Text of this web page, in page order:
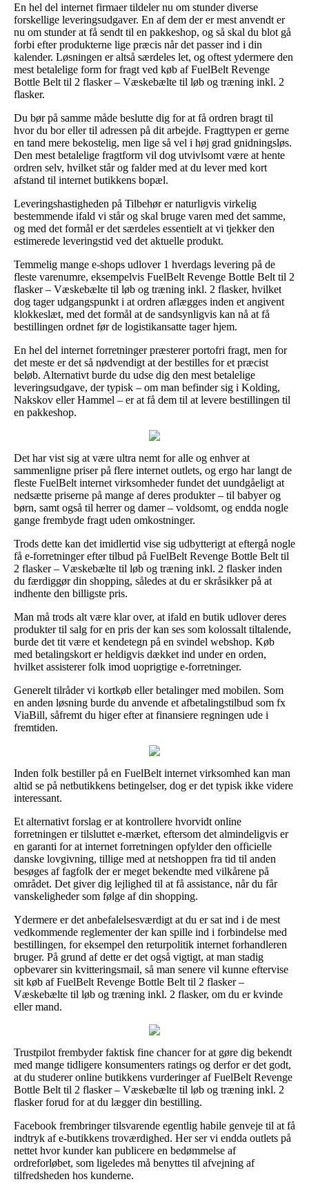
En hel del internet firmaer tildeler nu om stunder diverse
forskellige leveringsudgaver. En af dem der er mest anvendt er
nu om stunder at få sendt til en pakkeshop, og så skal du blot gå
forbi efter produkterne lige præcis når det passer ind i din
kalender. Løsningen er altså særdeles let, og oftest ydermere den
mest betalelige form for fragt ved køb af FuelBelt Revenge
Bottle Belt til 2 flasker – Væskebælte til løb og træning inkl. 2
flasker.
Du bør på samme måde beslutte dig for at få ordren bragt til
hvor du bor eller til adressen på dit arbejde. Fragttypen er gerne
en tand mere bekostelig, men lige så vel i høj grad gnidningsløs.
Den mest betalelige fragtform vil dog utvivlsomt være at hente
ordren selv, hvilket står og falder med at du lever med kort
afstand til internet butikkens bopæl.
Leveringshastigheden på Tilbehør er naturligvis virkelig
bestemmende ifald vi står og skal bruge varen med det samme,
og med det formål er det særdeles essentielt at vi tjekker den
estimerede leveringstid ved det aktuelle produkt.
Temmelig mange e-shops udlover 1 hverdags levering på de
fleste varenumre, eksempelvis FuelBelt Revenge Bottle Belt til 2
flasker – Væskebælte til løb og træning inkl. 2 flasker, hvilket
dog tager udgangspunkt i at ordren aflægges inden et angivent
klokkeslæt, med det formål at de sandsynligvis kan nå at få
bestillingen ordnet før de logistikansatte tager hjem.
En hel del internet forretninger præsterer portofri fragt, men for
det meste er det så nødvendigt at der bestilles for et præcist
beløb. Alternativt burde du udse dig den mest betalelige
leveringsudgave, der typisk – om man befinder sig i Kolding,
Nakskov eller Hammel – er at få dem til at levere bestillingen til
en pakkeshop.
Det har vist sig at være ultra nemt for alle og enhver at
sammenligne priser på flere internet outlets, og ergo har langt de
fleste FuelBelt internet virksomheder fundet det uundgåeligt at
nedsætte priserne på mange af deres produkter – til babyer og
børn, samt også til herrer og damer – voldsomt, og endda nogle
gange frembyde fragt uden omkostninger.
Trods dette kan det imidlertid vise sig udbytterigt at eftergå nogle
få e-forretninger efter tilbud på FuelBelt Revenge Bottle Belt til
2 flasker – Væskebælte til løb og træning inkl. 2 flasker inden
du færdiggør din shopping, således at du er skråsikker på at
indhente den billigste pris.
Man må trods alt være klar over, at ifald en butik udlover deres
produkter til salg for en pris der kan ses som kolossalt tiltalende,
burde det tit være et kendetegn på en svindel webshop. Køb
med betalingskort er heldigvis dækket ind under en orden,
hvilket assisterer folk imod uoprigtige e-forretninger.
Generelt tilråder vi kortkøb eller betalinger med mobilen. Som
en anden løsning burde du anvende et afbetalingstilbud som fx
ViaBill, såfremt du higer efter at finansiere regningen ude i
fremtiden.
Inden folk bestiller på en FuelBelt internet virksomhed kan man
altid se på netbutikkens betingelser, dog er det typisk ikke videre
interessant.
Et alternativt forslag er at kontrollere hvorvidt online
forretningen er tilsluttet e-mærket, eftersom det almindeligvis er
en garanti for at internet forretningen opfylder den officielle
danske lovgivning, tillige med at netshoppen fra tid til anden
besøges af fagfolk der er meget bekendte med vilkårene på
området. Det giver dig lejlighed til at få assistance, når du får
vanskeligheder som følge af din shopping.
Ydermere er det anbefalelsesværdigt at du er sat ind i de mest
vedkommende reglementer der kan spille ind i forbindelse med
bestillingen, for eksempel den returpolitik internet forhandleren
bruger. På grund af dette er det også vigtigt, at man stadig
opbevarer sin kvitteringsmail, så man senere vil kunne eftervise
sit køb af FuelBelt Revenge Bottle Belt til 2 flasker –
Væskebælte til løb og træning inkl. 2 flasker, om du er kvinde
eller mand.
Trustpilot frembyder faktisk fine chancer for at gøre dig bekendt
med mange tidligere konsumenters ratings og derfor er det godt,
at du studerer online butikkens vurderinger af FuelBelt Revenge
Bottle Belt til 2 flasker – Væskebælte til løb og træning inkl. 2
flasker forud for at du lægger din bestilling.
Facebook frembringer tilsvarende egentlig habile genveje til at få
indtryk af e-butikkens troværdighed. Her ser vi endda outlets på
nettet hvor kunder kan publicere en bedømmelse af
ordreforløbet, som ligeledes må benyttes til afvejning af
tilfredsheden hos kunderne.